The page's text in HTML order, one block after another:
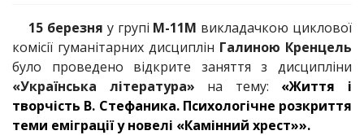
15 березня у групі М-11М викладачкою циклової
комісії гуманітарних дисциплін Галиною Кренцель
було проведено відкрите заняття з дисципліни
«Українська література» на тему: «Життя і
творчість В. Стефаника. Психологічне розкриття
теми еміграції у новелі «Камінний хрест»».